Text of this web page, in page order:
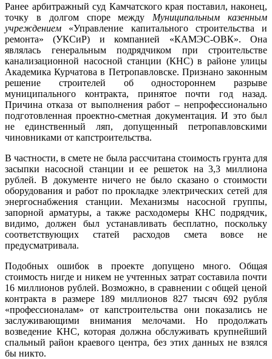
Ранее арбитражный суд Камчатского края поставил, наконец,
точку в долгом споре между Муниципальным казенным
учреждением «Управление капитального строительства и
ремонта» (УКСиР) и компанией «КАМЭС-ОВК». Она
являлась генеральным подрядчиком при строительстве
канализационной насосной станции (КНС) в районе улицы
Академика Курчатова в Петропавловске. Признано законным
решение строителей об одностороннем разрыве
муниципального контракта, принятое почти год назад.
Причина отказа от выполнения работ – непрофессионально
подготовленная проектно-сметная документация. И это был
не единственный ляп, допущенный петропавловскими
чиновниками от капстроительства.
В частности, в смете не была рассчитана стоимость грунта для
засыпки насосной станции и ее решеток на 3,3 миллиона
рублей. В документе ничего не было сказано о стоимости
оборудования и работ по прокладке электрических сетей для
энергоснабжения станции. Механизмы насосной группы,
запорной арматуры, а также расходомеры КНС подрядчик,
видимо, должен был устанавливать бесплатно, поскольку
соответствующих статей расходов смета вовсе не
предусматривала.
Подобных ошибок в проекте допущено много. Общая
стоимость нигде и никем не учтенных затрат составила почти
16 миллионов рублей. Возможно, в сравнении с общей ценой
контракта в размере 189 миллионов 827 тысяч 692 рубля
«профессионалам» от капстроительства они показались не
заслуживающими внимания мелочами. Но продолжать
возведение КНС, которая должна обслуживать крупнейший
спальный район краевого центра, без этих данных не взялся
бы никто.